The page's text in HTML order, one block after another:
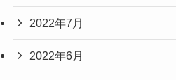
2022年7月
2022年6月